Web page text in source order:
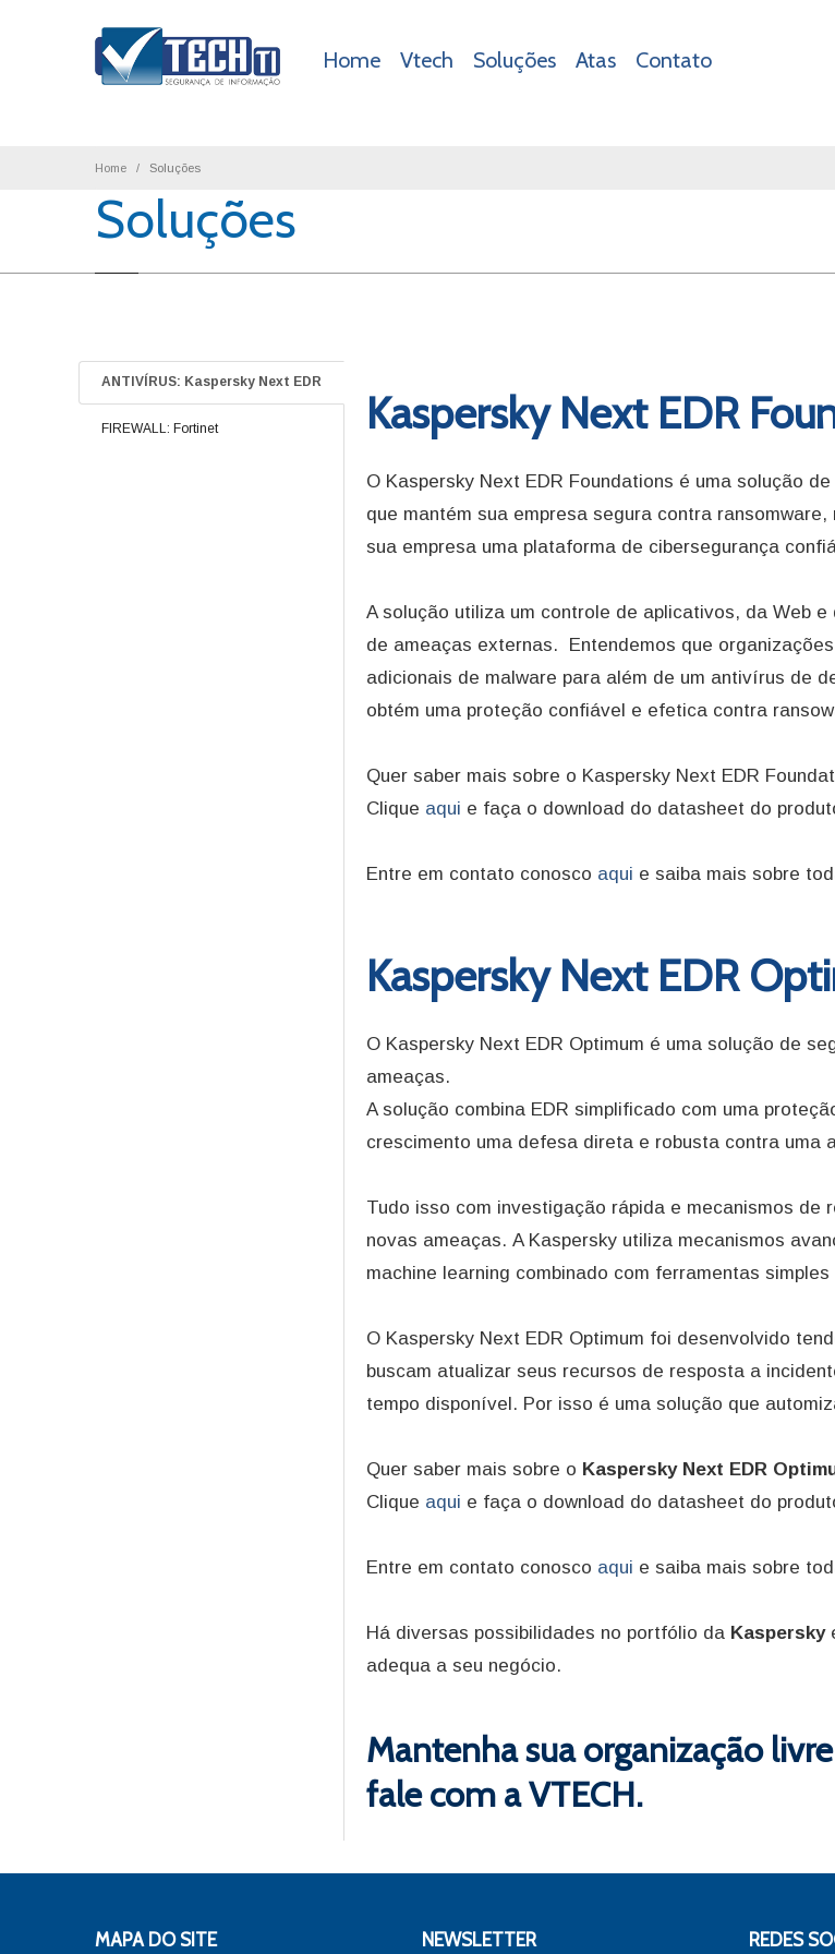
Home Vtech Soluções Atas Contato
Home Soluções
Soluções
ANTIVÍRUS: Kaspersky Next EDR
FIREWALL: Fortinet Kaspersky Next EDR
O Kaspersky Next EDR Foundations é uma solução
que mantém sua empresa segura contra
sua empresa uma plataforma de cibersegurança
A solução utiliza um controle de aplicativos, da Web
de ameaças externas. Entendemos que
adicionais de malware para além de um antivírus de
obtém uma proteção confiável e efetica contra
Quer saber mais sobre o Kaspersky Next EDR
Clique aqui e faça o download do datasheet do
Entre em contato conosco aqui e saiba mais sobre
Kaspersky Next EDR
O Kaspersky Next EDR Optimum é uma solução de
ameaças.
A solução combina EDR simplificado com uma
crescimento uma defesa direta e robusta contra uma
Tudo isso com investigação rápida e mecanismos
novas ameaças. A Kaspersky utiliza mecanismos
machine learning combinado com ferramentas
O Kaspersky Next EDR Optimum foi desenvolvido
buscam atualizar seus recursos de resposta a
tempo disponível. Por isso é uma solução que
Quer saber mais sobre o Kaspersky Next EDR
Clique aqui e faça o download do datasheet do
Entre em contato conosco aqui e saiba mais sobre
Há diversas possibilidades no portfólio da Kaspersky
adequa a seu negócio.
Mantenha sua organização
fale com a VTECH.
MAPA DO SITE NEWSLETTER REDES